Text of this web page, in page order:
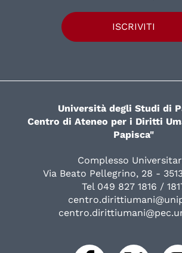
ISCRIVITI
Università degli Studi di
Centro di Ateneo per i Diritti
Papisca"
Complesso
Via Beato Pellegrino, 28 -
Tel 049 827 1816 /